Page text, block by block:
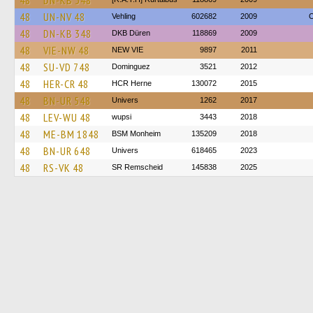
48 UN-NV 48 Vehling 602682 2009
48 DN-KB 348 DKB Düren 118869 2009
48 VIE-NW 48 NEW VIE 9897 2011
48 SU-VD 748 Dominguez 3521 2012
48 HER-CR 48 HCR Herne 130072 2015
48 BN-UR 548 Univers 1262 2017
48 LEV-WU 48 wupsi 3443 2018
48 ME-BM 1848 BSM Monheim 135209 2018
48 BN-UR 648 Univers 618465 2023
48 RS-VK 48 SR Remscheid 145838 2025